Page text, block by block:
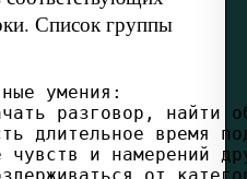
Список группы